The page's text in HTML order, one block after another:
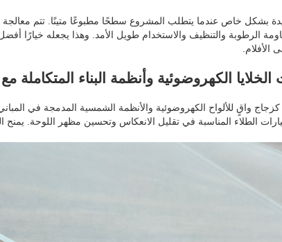
بشكل خاص عندما يتطلب المشروع سطحًا مطبوعًا متينًا. تتم معالجة
الرطوبة والتنظيف والاستخدام طويل الأمد. وهذا يجعله خيارًا
الأفلام.
الكهروضوئية وأنظمة البناء المتكاملة مع
واقٍ للألواح الكهروضوئية والأنظمة الشمسية المدمجة في
الطلاء المناسبة في تقليل الانعكاس وتحسين مظهر اللوحة. يمنح